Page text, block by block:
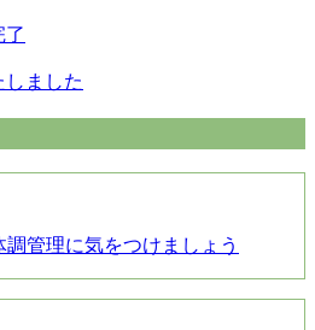
了
ました
管理に気をつけましょう